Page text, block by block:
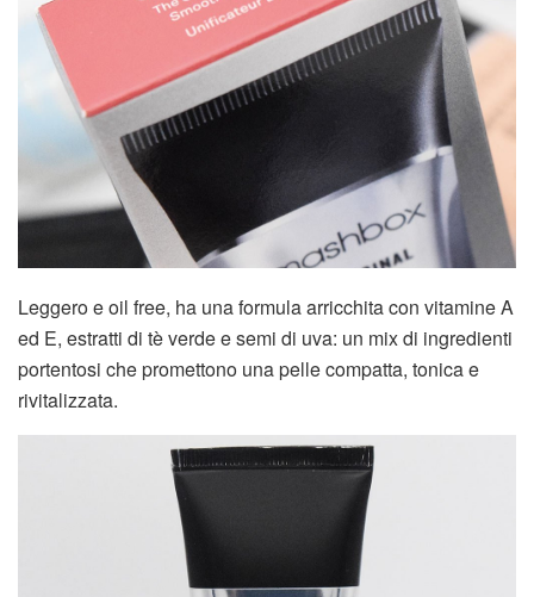
Leggero e oil free, ha una formula arricchita con vitamine A
ed E, estratti di tè verde e semi di uva: un mix di ingredienti
portentosi che promettono una pelle compatta, tonica e
rivitalizzata.